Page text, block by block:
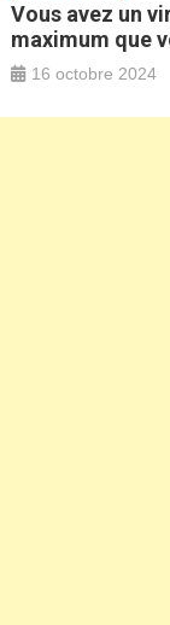
Vous avez un
maximum que
16 octobre 2024